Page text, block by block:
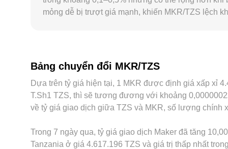
mỏng dễ bị trượt giá mạnh, khiến MKR/TZS lệch
MKR/TZS vẫn có thể lệch nhau trong từng thời
Bảng chuyển đổi MKR/TZS
Dựa trên tỷ giá hiện tại, 1 MKR được định giá xấp xỉ
T.Sh1 TZS, thì sẽ tương đương với khoảng
về tỷ giá giao dịch giữa TZS và MKR, số lượng chính
Trong 7 ngày qua, tỷ giá giao dịch Maker đã tăng
Tanzania ở giá 4.617.196 TZS và giá trị thấp nhất